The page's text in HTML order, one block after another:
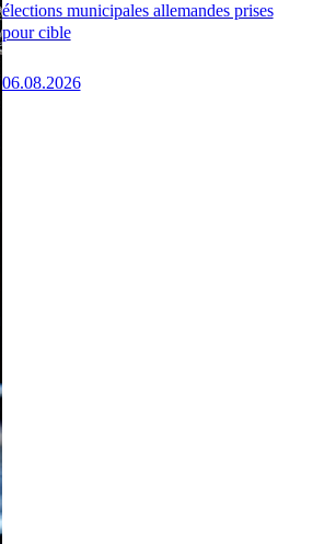
élections municipales allemandes prises
pour cible
06.08.2026